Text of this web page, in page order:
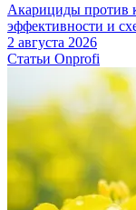
Акарициды против
эффективности и
2 августа 2026
Статьи Onprofi